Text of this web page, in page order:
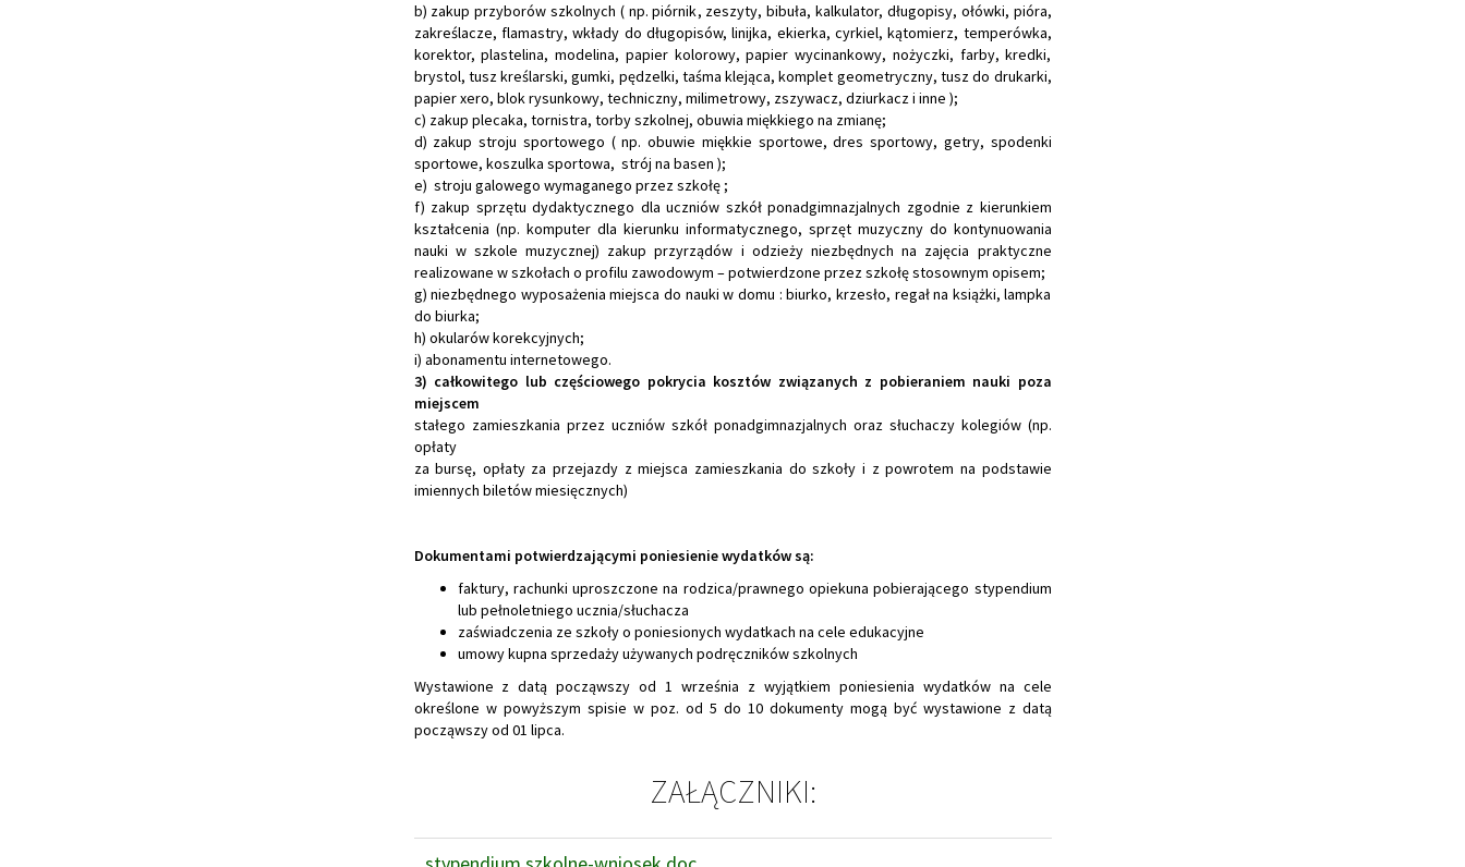
b) zakup przyborów szkolnych ( np. piórnik, zeszyty, bibuła, kalkulator, długopisy, ołówki, pióra,
zakreślacze, flamastry, wkłady do długopisów, linijka, ekierka, cyrkiel, kątomierz, temperówka,
korektor, plastelina, modelina, papier kolorowy, papier wycinankowy, nożyczki, farby, kredki,
brystol, tusz kreślarski, gumki, pędzelki, taśma klejąca, komplet geometryczny, tusz do drukarki,
papier xero, blok rysunkowy, techniczny, milimetrowy, zszywacz, dziurkacz i inne );
c) zakup plecaka, tornistra, torby szkolnej, obuwia miękkiego na zmianę;
d) zakup stroju sportowego ( np. obuwie miękkie sportowe, dres sportowy, getry, spodenki
sportowe, koszulka sportowa, strój na basen );
e) stroju galowego wymaganego przez szkołę ;
f) zakup sprzętu dydaktycznego dla uczniów szkół ponadgimnazjalnych zgodnie z kierunkiem
kształcenia (np. komputer dla kierunku informatycznego, sprzęt muzyczny do kontynuowania
nauki w szkole muzycznej) zakup przyrządów i odzieży niezbędnych na zajęcia praktyczne
realizowane w szkołach o profilu zawodowym – potwierdzone przez szkołę stosownym opisem;
g) niezbędnego wyposażenia miejsca do nauki w domu : biurko, krzesło, regał na książki, lampka
do biurka;
h) okularów korekcyjnych;
i) abonamentu internetowego.
3) całkowitego lub częściowego pokrycia kosztów związanych z pobieraniem nauki poza
miejscem
stałego zamieszkania przez uczniów szkół ponadgimnazjalnych oraz słuchaczy kolegiów (np.
opłaty
za bursę, opłaty za przejazdy z miejsca zamieszkania do szkoły i z powrotem na podstawie
imiennych biletów miesięcznych)
Dokumentami potwierdzającymi poniesienie wydatków są:
faktury, rachunki uproszczone na rodzica/prawnego opiekuna pobierającego stypendium
lub pełnoletniego ucznia/słuchacza
zaświadczenia ze szkoły o poniesionych wydatkach na cele edukacyjne
umowy kupna sprzedaży używanych podręczników szkolnych
Wystawione z datą począwszy od 1 września z wyjątkiem poniesienia wydatków na cele
określone w powyższym spisie w poz. od 5 do 10 dokumenty mogą być wystawione z datą
począwszy od 01 lipca.
ZAŁĄCZNIKI: